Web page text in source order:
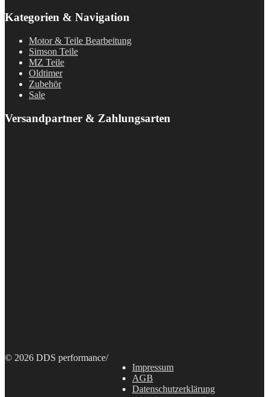
Kategorien & Navigation
Motor & Teile Bearbeitung
Simson Teile
MZ Teile
Oldtimer
Zubehör
Sale
Versandpartner & Zahlungsarten
© 2026 DDS performance/
Impressum
AGB
Datenschutzerklärung